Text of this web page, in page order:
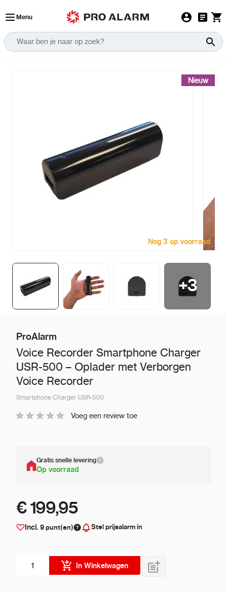
Menu
Nieuw
Nog 3 op voorraad
+3
ProAlarm
Voice Recorder Smartphone Charger
USR-500 – Oplader met Verborgen
Voice Recorder
Smartphone Charger USR-500
Voeg een review toe
Gratis snelle levering
Op voorraad
€ 199,95
Incl. 9punt(en) Stel prijsalarm in
In Winkelwagen